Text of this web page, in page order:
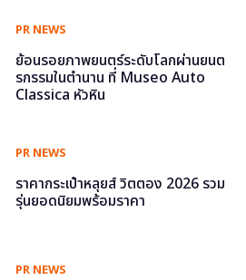
PR NEWS
ย้อนรอยภาพยนตร์ระดับโลกผ่านยนต
รกรรมในตำนาน ที่ Museo Auto
Classica หัวหิน
PR NEWS
ราคากระเป๋าหลุยส์ วิตตอง 2026 รวม
รุ่นยอดนิยมพร้อมราคา
PR NEWS